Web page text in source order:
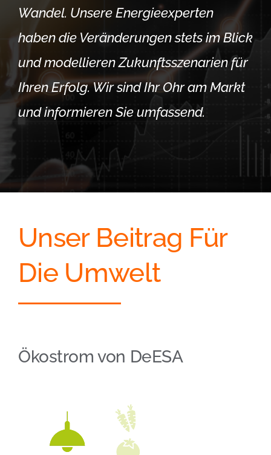
Wandel. Unsere Energieexperten
haben die Veränderungen stets im Blick
und modellieren Zukunftsszenarien für
Ihren Erfolg. Wir sind Ihr Ohr am Markt
und informieren Sie umfassend.
Unser Beitrag Für
Die Umwelt
Ökostrom von DeESA